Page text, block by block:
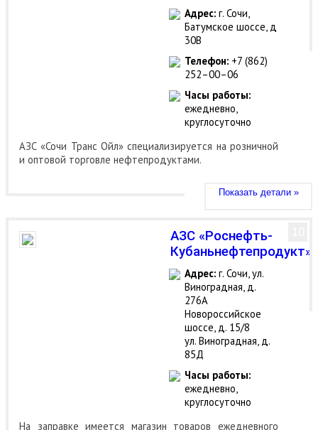
Адрес: г. Сочи,
Батумское шоссе, д
30В
Телефон: +7 (862)
252–00–06
Часы работы:
ежедневно,
круглосуточно
АЗС «Сочи Транс Ойл» специализируется на розничной
и оптовой торговле нефтепродуктами.
Показать детали »
АЗС «Роснефть-
Кубаньнефтепродукт»
Адрес: г. Сочи, ул.
Виноградная, д.
276А
Новороссийское
шоссе, д. 15/8
ул. Виноградная, д.
85Д
Часы работы:
ежедневно,
круглосуточно
На заправке имеется магазин товаров ежедневного